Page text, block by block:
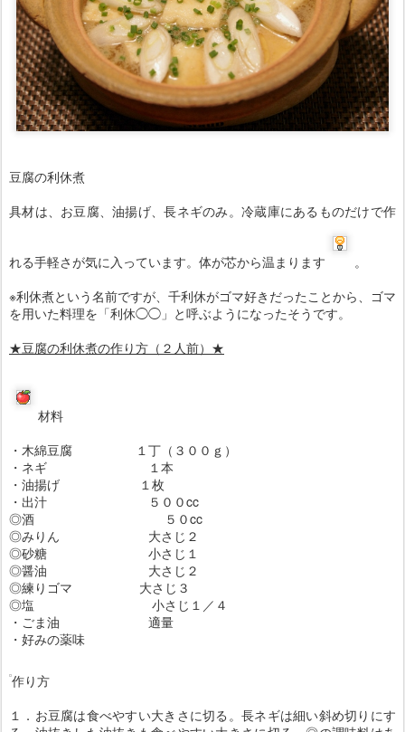
豆腐の利休煮
具材は、お豆腐、油揚げ、長ネギのみ。冷蔵庫にあるものだけで作
れる手軽さが気に入っています。体が芯から温まります
。
※利休煮という名前ですが、千利休がゴマ好きだったことから、ゴマ
を用いた料理を「利休◯◯」と呼ぶようになったそうです。
★豆腐の利休煮の作り方（２人前）★
材料
・木綿豆腐 １丁（３００ｇ）
・ネギ １本
・油揚げ １枚
・出汁 ５００cc
◎酒 ５０cc
◎みりん 大さじ２
◎砂糖 小さじ１
◎醤油 大さじ２
◎練りゴマ 大さじ３
◎塩 小さじ１／４
・ごま油 適量
・好みの薬味
作り方
１．お豆腐は食べやすい大きさに切る。長ネギは細い斜め切りにす